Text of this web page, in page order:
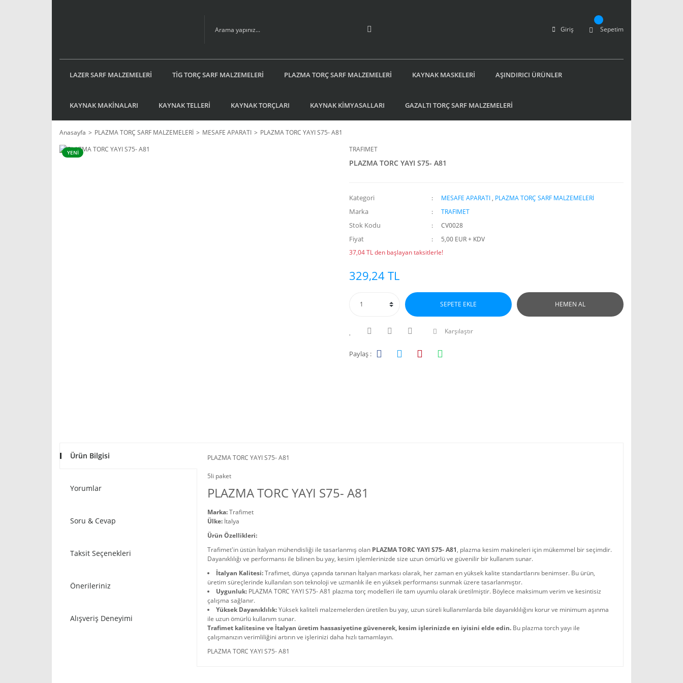
Giriş Sepetim
LAZER SARF MALZEMELERİ TİG TORÇ SARF MALZEMELERİ PLAZMA TORÇ SARF MALZEMELERİ KAYNAK MASKELERİ AŞINDIRICI ÜRÜNLER
KAYNAK MAKİNALARI KAYNAK TELLERİ KAYNAK TORÇLARI KAYNAK KİMYASALLARI GAZALTI TORÇ SARF MALZEMELERİ
Anasayfa PLAZMA TORÇ SARF MALZEMELERİ MESAFE APARATI PLAZMA TORC YAYI S75- A81
YENİ TRAFIMET
PLAZMA TORC YAYI S75- A81
Kategori MESAFE APARATI , PLAZMA TORÇ SARF MALZEMELERİ
Marka TRAFIMET
Stok Kodu CV0028
Fiyat
5,00 EUR + KDV
37,04 TL den başlayan taksitlerle!
329,24 TL
SEPETE EKLE HEMEN AL
Karşılaştır
Paylaş :
Ürün Bilgisi
Yorumlar
Soru & Cevap
Taksit Seçenekleri
Önerileriniz
Alışveriş Deneyimi
PLAZMA TORC YAYI S75- A81
5li paket
PLAZMA TORC YAYI S75- A81
Marka:Trafimet
Ülke: İtalya
Ürün Özellikleri:
Trafimet'in üstün İtalyan mühendisliği ile tasarlanmış olan PLAZMA TORC YAYI S75- A81, plazma kesim makineleri için mükemmel bir seçimdir.
Dayanıklılığı ve performansı ile bilinen bu yay, kesim işlemlerinizde size uzun ömürlü ve güvenilir bir kullanım sunar.
İtalyan Kalitesi:Trafimet, dünya çapında tanınan İtalyan markası olarak, her zaman en yüksek kalite standartlarını benimser. Bu ürün,
üretim süreçlerinde kullanılan son teknoloji ve uzmanlık ile en yüksek performansı sunmak üzere tasarlanmıştır.
Uygunluk: PLAZMA TORC YAYI S75- A81 plazma torç modelleri ile tam uyumlu olarak üretilmiştir. Böylece maksimum verim ve kesintisiz
çalışma sağlanır.
Yüksek Dayanıklılık:Yüksek kaliteli malzemelerden üretilen bu yay, uzun süreli kullanımlarda bile dayanıklılığını korur ve minimum aşınma
ile uzun ömürlü kullanım sunar.
Trafimet kalitesine ve İtalyan üretim hassasiyetine güvenerek, kesim işlerinizde en iyisini elde edin. Bu plazma torch yayı ile
çalışmanızın verimliliğini artırın ve işlerinizi daha hızlı tamamlayın.
PLAZMA TORC YAYI S75- A81